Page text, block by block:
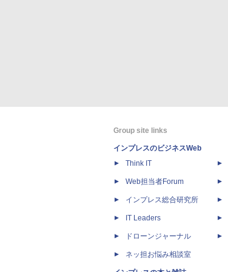
Group site links
インプレスのビジネスWeb
Think IT
Web担当者Forum
インプレス総合研究所
IT Leaders
ドローンジャーナル
ネッ担お悩み相談室